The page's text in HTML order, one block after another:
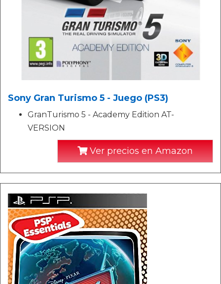
Sony Gran Turismo 5 - Juego (PS3)
GranTurismo 5 - Academy Edition AT-
VERSION
Ver precios en Amazon